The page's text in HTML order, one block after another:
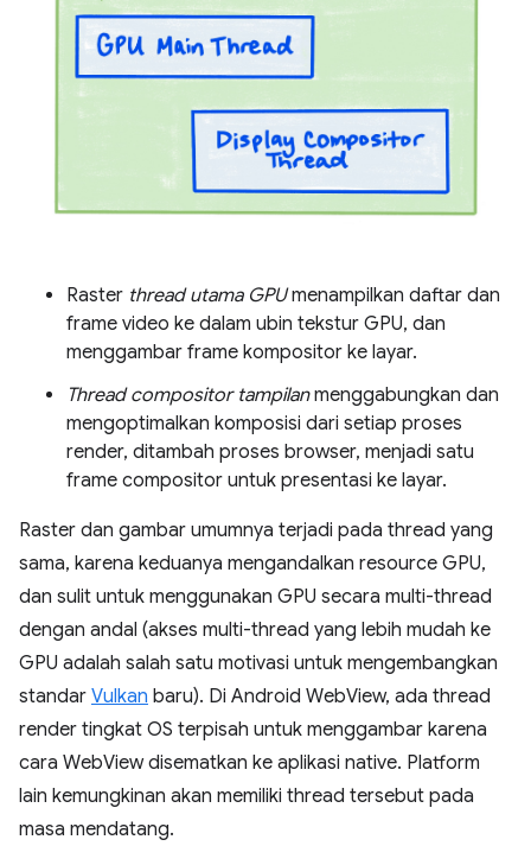
Raster thread utama GPUmenampilkan daftar dan
frame video ke dalam ubin tekstur GPU, dan
menggambar frame kompositor ke layar.
Thread compositor tampilanmenggabungkan dan
mengoptimalkan komposisi dari setiap proses
render, ditambah proses browser, menjadi satu
frame compositor untuk presentasi ke layar.
Raster dan gambar umumnya terjadi pada thread yang
sama, karena keduanya mengandalkan resource GPU,
dan sulit untuk menggunakan GPU secara multi-thread
dengan andal (akses multi-thread yang lebih mudah ke
GPU adalah salah satu motivasi untuk mengembangkan
standar Vulkan baru). Di Android WebView, ada thread
render tingkat OS terpisah untuk menggambar karena
cara WebView disematkan ke aplikasi native. Platform
lain kemungkinan akan memiliki thread tersebut pada
masa mendatang.